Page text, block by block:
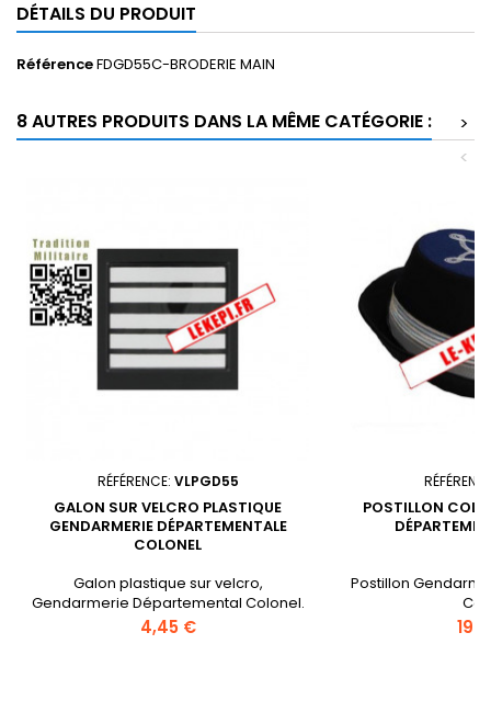
DÉTAILS DU PRODUIT
RéférenceFDGD55C-BRODERIE MAIN
8 AUTRES PRODUITS DANS LA MÊME CATÉGORIE :
>
<
RÉFÉRENCE: VLPGD55
GALON SUR VELCRO PLASTIQUE
GENDARMERIE DÉPARTEMENTALE
COLONEL
Galon plastique sur velcro,
Gendarmerie Départemental Colonel.
Prix
4,45 €
POSTILLON
Postillon
Prix